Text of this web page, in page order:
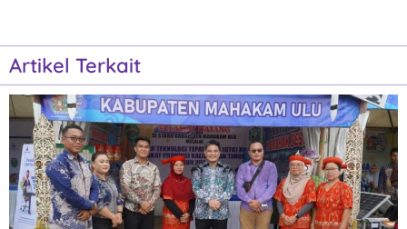
Artikel Terkait